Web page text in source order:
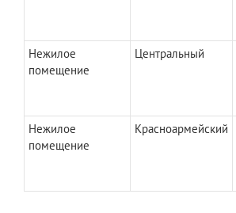
Нежилое
помещение
Центральный
Нежилое
помещение
Красноармейский